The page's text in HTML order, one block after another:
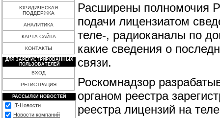
ЮРИДИЧЕСКАЯ
ПОДДЕРЖКА
АНАЛИТИКА
КАРТА САЙТА
КОНТАКТЫ
ДЛЯ ЗАРЕГИСТРИРОВАННЫХ
ПОЛЬЗОВАТЕЛЕЙ
ВХОД
РЕГИСТРАЦИЯ
РАССЫЛКИ НОВОСТЕЙ
IT-Новости
Новости компаний
Расширены полномочия
подачи лицензиатом
теле-, радиоканалы по
какие сведения о
связи.
Роскомнадзор
органом реестра
реестра лицензий на